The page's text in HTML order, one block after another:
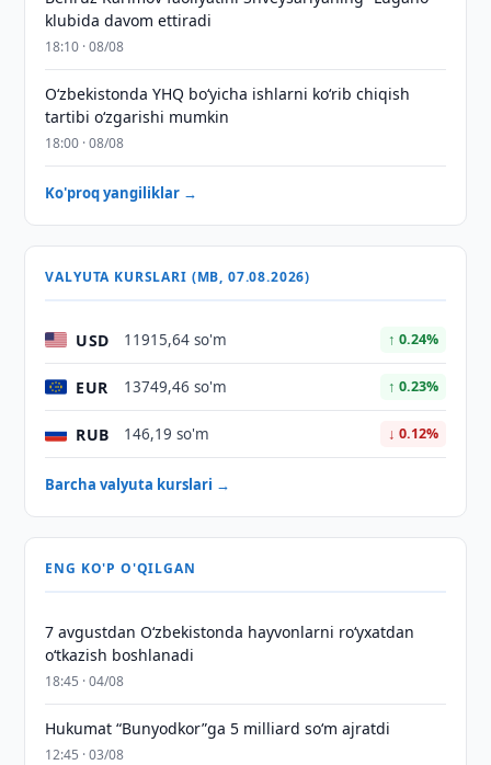
klubida davom ettiradi
18:10 · 08/08
O‘zbekistonda YHQ bo‘yicha ishlarni ko‘rib chiqish
tartibi o‘zgarishi mumkin
18:00 · 08/08
Ko'proq yangiliklar →
VALYUTA KURSLARI (MB, 07.08.2026)
USD 11915,64 so'm ↑ 0.24%
EUR 13749,46 so'm ↑ 0.23%
RUB 146,19 so'm ↓ 0.12%
Barcha valyuta kurslari →
ENG KO'P O'QILGAN
7 avgustdan O‘zbekistonda hayvonlarni ro‘yxatdan
o‘tkazish boshlanadi
18:45 · 04/08
Hukumat “Bunyodkor”ga 5 milliard so‘m ajratdi
12:45 · 03/08